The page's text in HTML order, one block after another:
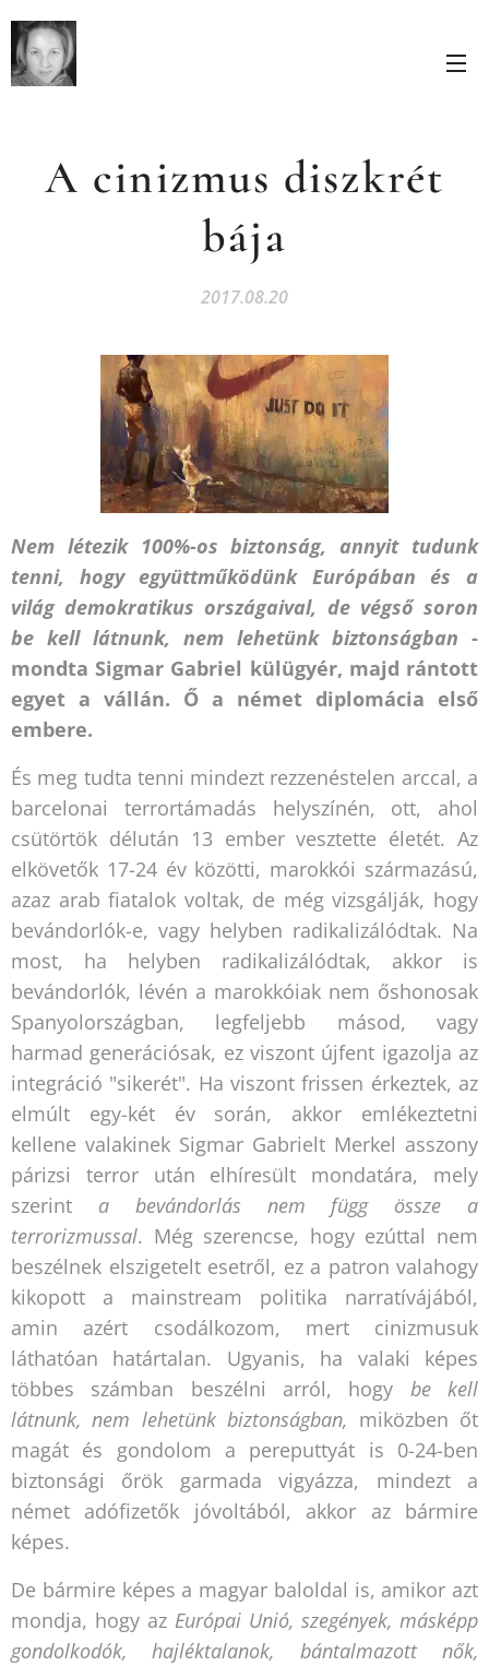
A cinizmus diszkrét
bája
2017.08.20
Nem létezik 100%-os biztonság, annyit tudunk
tenni, hogy együttműködünk Európában és a
világ demokratikus országaival, de végső soron
be kell látnunk, nem lehetünk biztonságban -
mondta Sigmar Gabriel külügyér, majd rántott
egyet a vállán. Ő a német diplomácia első
embere.
És meg tudta tenni mindezt rezzenéstelen arccal, a
barcelonai terrortámadás helyszínén, ott, ahol
csütörtök délután 13 ember vesztette életét. Az
elkövetők 17-24 év közötti, marokkói származású,
azaz arab fiatalok voltak, de még vizsgálják, hogy
bevándorlók-e, vagy helyben radikalizálódtak. Na
most, ha helyben radikalizálódtak, akkor is
bevándorlók, lévén a marokkóiak nem őshonosak
Spanyolországban, legfeljebb másod, vagy
harmad generációsak, ez viszont újfent igazolja az
integráció "sikerét". Ha viszont frissen érkeztek, az
elmúlt egy-két év során, akkor emlékeztetni
kellene valakinek Sigmar Gabrielt Merkel asszony
párizsi terror után elhíresült mondatára, mely
szerint a bevándorlás nem függ össze a
terrorizmussal. Még szerencse, hogy ezúttal nem
beszélnek elszigetelt esetről, ez a patron valahogy
kikopott a mainstream politika narratívájából,
amin azért csodálkozom, mert cinizmusuk
láthatóan határtalan. Ugyanis, ha valaki képes
többes számban beszélni arról, hogy be kell
látnunk, nem lehetünk biztonságban, miközben őt
magát és gondolom a pereputtyát is 0-24-ben
biztonsági őrök garmada vigyázza, mindezt a
német adófizetők jóvoltából, akkor az bármire
képes.
De bármire képes a magyar baloldal is, amikor azt
mondja, hogy az Európai Unió, szegények, másképp
gondolkodók, hajléktalanok, bántalmazott nők,